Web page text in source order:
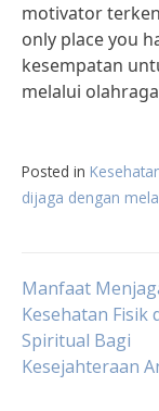
motivator
only place you
kesempatan
melalui
Posted in
dijaga dengan
Post
Manfaat
Kesehatan Fisik
Spiritual Bagi
Kesejahteraan